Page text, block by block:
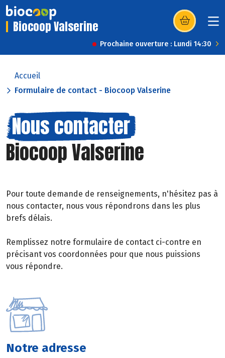
Biocoop Valserine (s’ouvre dans
Prochaine ouverture : Lundi 14:30
Accueil
Formulaire de contact - Biocoop Valserine
Nous contacter
Biocoop Valserine
Pour toute demande de renseignements, n'hésitez pas à
nous contacter, nous vous répondrons dans les plus
brefs délais.
Remplissez notre formulaire de contact ci-contre en
précisant vos coordonnées pour que nous puissions
vous répondre.
Notre adresse